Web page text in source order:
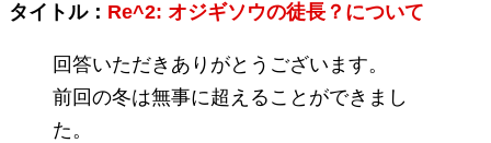
タイトル： Re^2: オジギソウの徒長？について
回答いただきありがとうございます。
前回の冬は無事に超えることができまし
た。